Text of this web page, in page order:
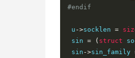
#endif
u ->socklen =
sin = ( struct
sin ->sin_family